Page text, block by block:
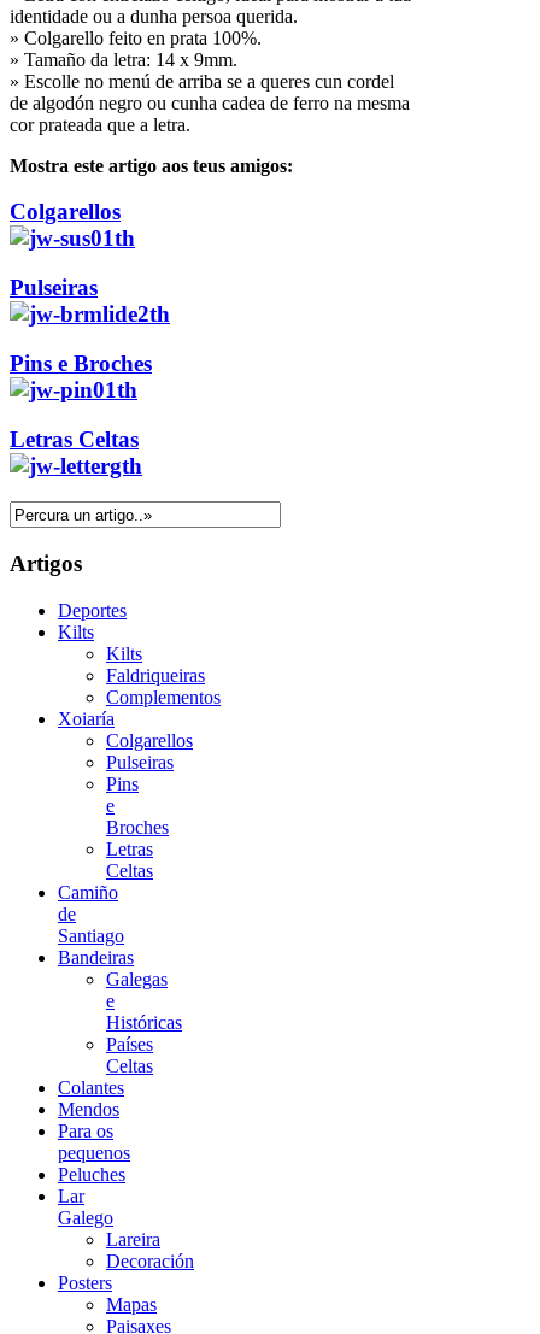
identidade ou a dunha persoa querida.
» Colgarello feito en prata 100%.
» Tamaño da letra: 14 x 9mm.
» Escolle no menú de arriba se a queres cun cordel
de algodón negro ou cunha cadea de ferro na mesma
cor prateada que a letra.
Mostra este artigo aos teus amigos:
Colgarellos
Pulseiras
Pins e Broches
Letras Celtas
Artigos
Deportes
Kilts
Kilts
Faldriqueiras
Complementos
Xoiaría
Colgarellos
Pulseiras
Pins
e
Broches
Letras
Celtas
Camiño
de
Santiago
Bandeiras
Galegas
e
Históricas
Países
Celtas
Colantes
Mendos
Para os
pequenos
Peluches
Lar
Galego
Lareira
Decoración
Posters
Mapas
Paisaxes